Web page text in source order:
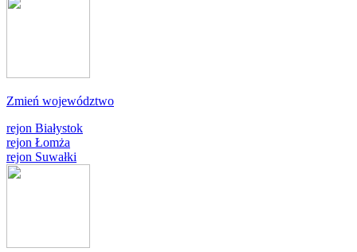
Zmień województwo
rejon Białystok
rejon Łomża
rejon Suwałki